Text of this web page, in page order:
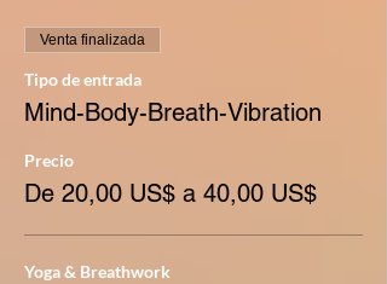
Venta finalizada
Tipo de entrada
Mind-Body-Breath-Vibration
Precio
De 20,00 US$ a 40,00 US$
Yoga & Breathwork